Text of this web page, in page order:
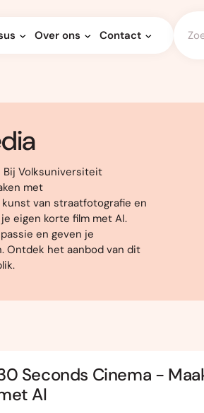
Over ons Contact
Bij Volksuniversiteit
met
van straatfotografie en
eigen korte film met AI.
en geven je
Ontdek het aanbod van dit
Seconds Cinema -
AI